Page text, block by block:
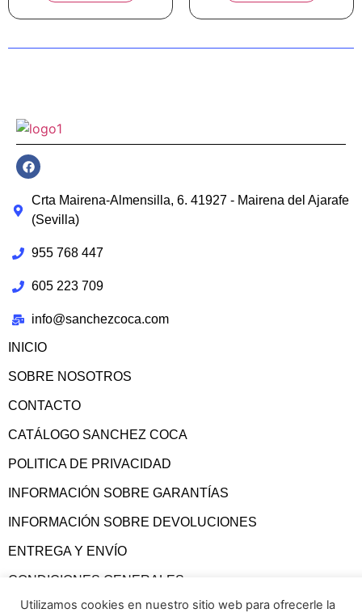
Crta Mairena-Almensilla, 6. 41927 - Mairena del Ajarafe
(Sevilla)
955 768 447
605 223 709
info@sanchezcoca.com
INICIO
SOBRE NOSOTROS
CONTACTO
CATÁLOGO SANCHEZ COCA
POLITICA DE PRIVACIDAD
INFORMACIÓN SOBRE GARANTÍAS
INFORMACIÓN SOBRE DEVOLUCIONES
ENTREGA Y ENVÍO
CONDICIONES GENERALES
Utilizamos cookies en nuestro sitio web para ofrecerle la